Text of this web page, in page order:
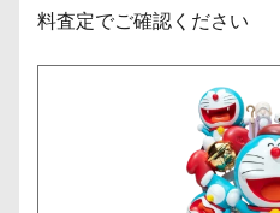
料査定でご確認ください